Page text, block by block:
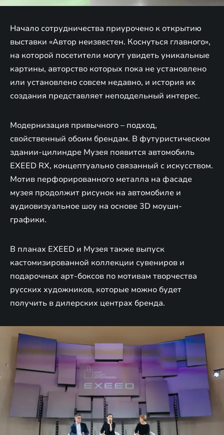
Начало сотрудничества приурочено к открытию
выставки «Автор неизвестен. Коснуться главного»,
на которой посетители могут увидеть уникальные
картины, авторство которых пока не установлено
или установлено совсем недавно, и история их
создания представляет неподдельный интерес.
Модернизация привычного – подход,
свойственный обоим брендам. В футуристическом
здании-цилиндре Музея появится автомобиль
EXEED RX, концептуально связанный с искусством.
Мотив перфорированного металла на фасаде
музея продолжит рисунок на автомобиле и
аудиовизуальное шоу на основе 3D моушн-
графики.
В планах EXEED и Музея также выпуск
кастомизированной коллекции сувениров и
подарочных арт-боксов по мотивам творчества
русских художников, которые можно будет
получить в дилерских центрах бренда.